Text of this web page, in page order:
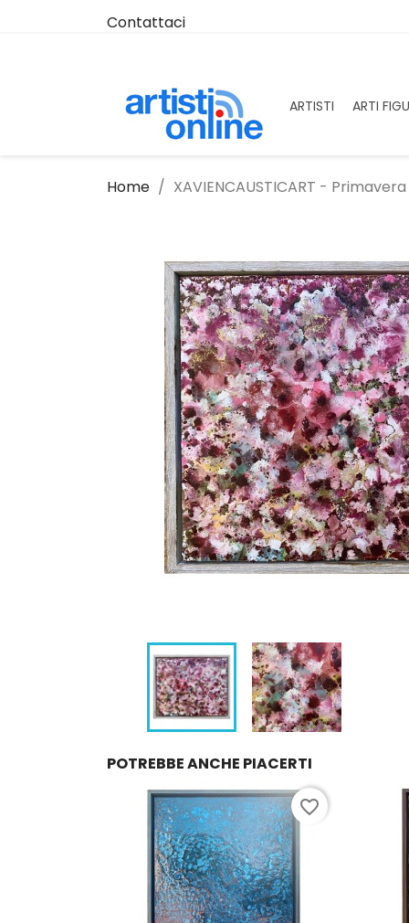
Contattaci
ARTISTI ARTI
Home XAVIENCAUSTICART - Primavera
POTREBBE ANCHE PIACERTI
favorite_border